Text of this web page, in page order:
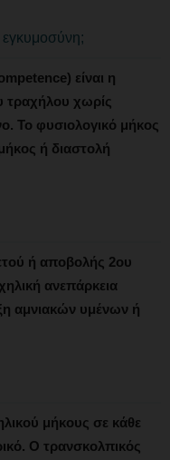
εγκυμοσύνη;
είναι η
τραχήλου χωρίς
Το φυσιολογικό μήκος
ή διαστολή
ή αποβολής 2ου
ανεπάρκεια
αμνιακών υμένων ή
μήκους σε κάθε
Ο τρανσκολπικός